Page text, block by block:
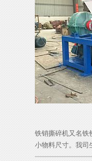
铁销撕碎机又名铁
小物料尺寸。我